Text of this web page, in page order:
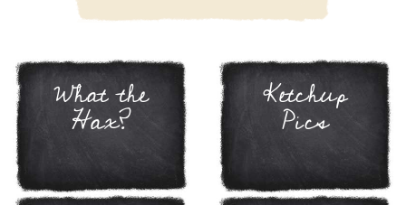
What the
Hax?
Ketchup
Pics